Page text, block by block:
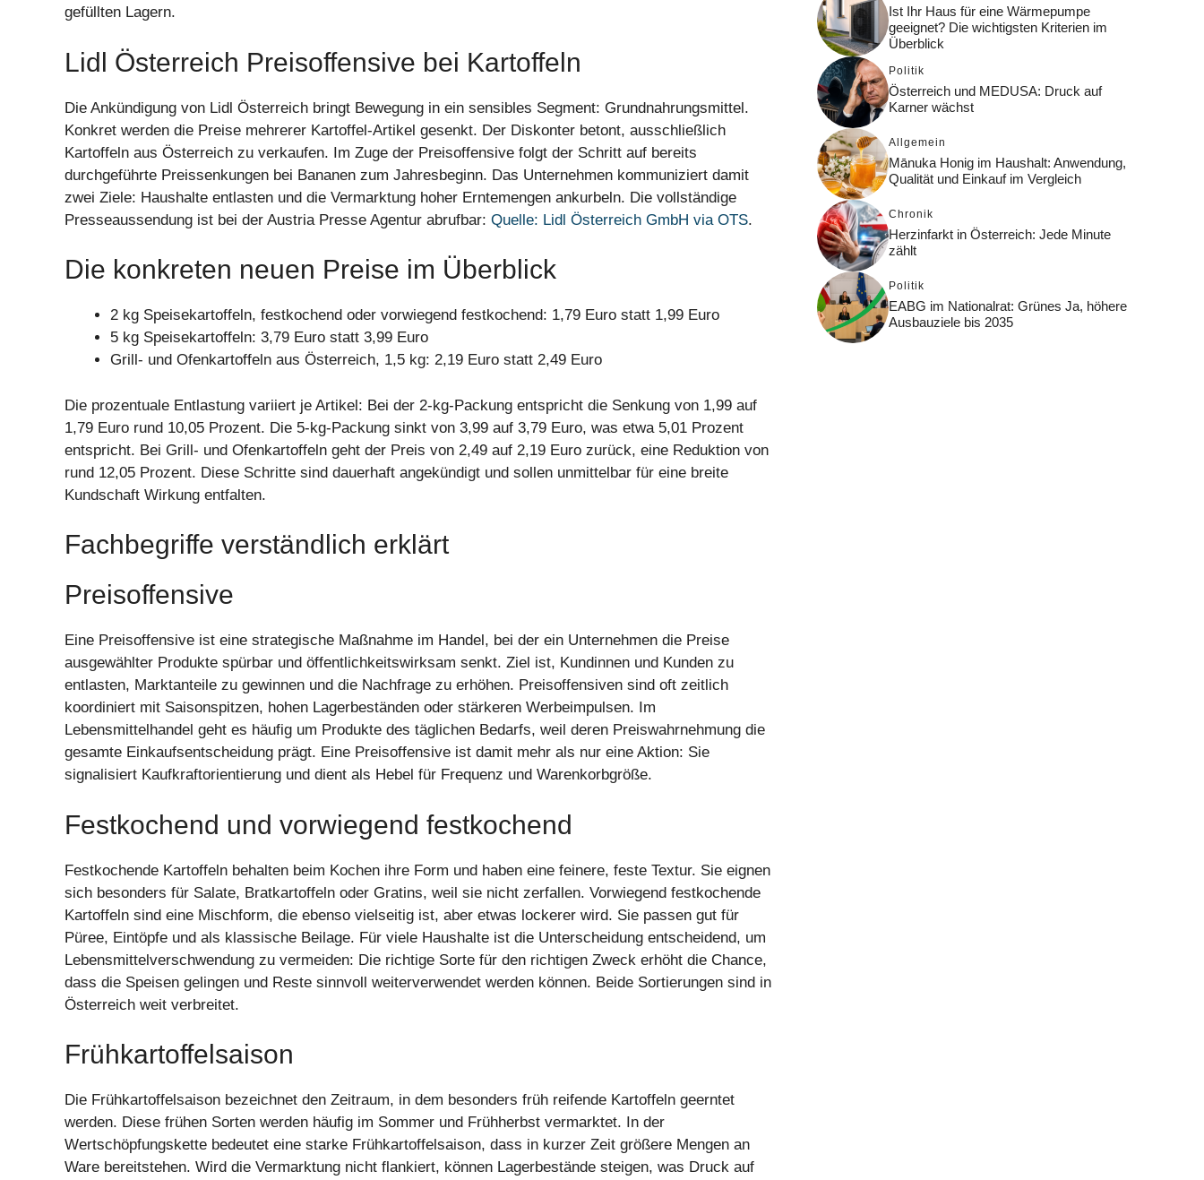
gefüllten Lagern.
Lidl Österreich Preisoffensive bei Kartoffeln
Die Ankündigung von Lidl Österreich bringt Bewegung in ein sensibles Segment: Grundnahrungsmittel.
Konkret werden die Preise mehrerer Kartoffel-Artikel gesenkt. Der Diskonter betont, ausschließlich
Kartoffeln aus Österreich zu verkaufen. Im Zuge der Preisoffensive folgt der Schritt auf bereits
durchgeführte Preissenkungen bei Bananen zum Jahresbeginn. Das Unternehmen kommuniziert damit
zwei Ziele: Haushalte entlasten und die Vermarktung hoher Erntemengen ankurbeln. Die vollständige
Presseaussendung ist bei der Austria Presse Agentur abrufbar: Quelle: Lidl Österreich GmbH via OTS.
Die konkreten neuen Preise im Überblick
2 kg Speisekartoffeln, festkochend oder vorwiegend festkochend: 1,79 Euro statt 1,99 Euro
5 kg Speisekartoffeln: 3,79 Euro statt 3,99 Euro
Grill- und Ofenkartoffeln aus Österreich, 1,5 kg: 2,19 Euro statt 2,49 Euro
Die prozentuale Entlastung variiert je Artikel: Bei der 2-kg-Packung entspricht die Senkung von 1,99 auf
1,79 Euro rund 10,05 Prozent. Die 5-kg-Packung sinkt von 3,99 auf 3,79 Euro, was etwa 5,01 Prozent
entspricht. Bei Grill- und Ofenkartoffeln geht der Preis von 2,49 auf 2,19 Euro zurück, eine Reduktion von
rund 12,05 Prozent. Diese Schritte sind dauerhaft angekündigt und sollen unmittelbar für eine breite
Kundschaft Wirkung entfalten.
Fachbegriffe verständlich erklärt
Preisoffensive
Eine Preisoffensive ist eine strategische Maßnahme im Handel, bei der ein Unternehmen die Preise
ausgewählter Produkte spürbar und öffentlichkeitswirksam senkt. Ziel ist, Kundinnen und Kunden zu
entlasten, Marktanteile zu gewinnen und die Nachfrage zu erhöhen. Preisoffensiven sind oft zeitlich
koordiniert mit Saisonspitzen, hohen Lagerbeständen oder stärkeren Werbeimpulsen. Im
Lebensmittelhandel geht es häufig um Produkte des täglichen Bedarfs, weil deren Preiswahrnehmung die
gesamte Einkaufsentscheidung prägt. Eine Preisoffensive ist damit mehr als nur eine Aktion: Sie
signalisiert Kaufkraftorientierung und dient als Hebel für Frequenz und Warenkorbgröße.
Festkochend und vorwiegend festkochend
Festkochende Kartoffeln behalten beim Kochen ihre Form und haben eine feinere, feste Textur. Sie eignen
sich besonders für Salate, Bratkartoffeln oder Gratins, weil sie nicht zerfallen. Vorwiegend festkochende
Kartoffeln sind eine Mischform, die ebenso vielseitig ist, aber etwas lockerer wird. Sie passen gut für
Püree, Eintöpfe und als klassische Beilage. Für viele Haushalte ist die Unterscheidung entscheidend, um
Lebensmittelverschwendung zu vermeiden: Die richtige Sorte für den richtigen Zweck erhöht die Chance,
dass die Speisen gelingen und Reste sinnvoll weiterverwendet werden können. Beide Sortierungen sind in
Österreich weit verbreitet.
Frühkartoffelsaison
Die Frühkartoffelsaison bezeichnet den Zeitraum, in dem besonders früh reifende Kartoffeln geerntet
werden. Diese frühen Sorten werden häufig im Sommer und Frühherbst vermarktet. In der
Wertschöpfungskette bedeutet eine starke Frühkartoffelsaison, dass in kurzer Zeit größere Mengen an
Ware bereitstehen. Wird die Vermarktung nicht flankiert, können Lagerbestände steigen, was Druck auf
Ist Ihr Haus für eine Wärmepumpe
geeignet? Die wichtigsten Kriterien im
Überblick
Politik
Österreich und MEDUSA: Druck auf
Karner wächst
Allgemein
Mānuka Honig im Haushalt: Anwendung,
Qualität und Einkauf im Vergleich
Chronik
Herzinfarkt in Österreich: Jede Minute
zählt
Politik
EABG im Nationalrat: Grünes Ja, höhere
Ausbauziele bis 2035